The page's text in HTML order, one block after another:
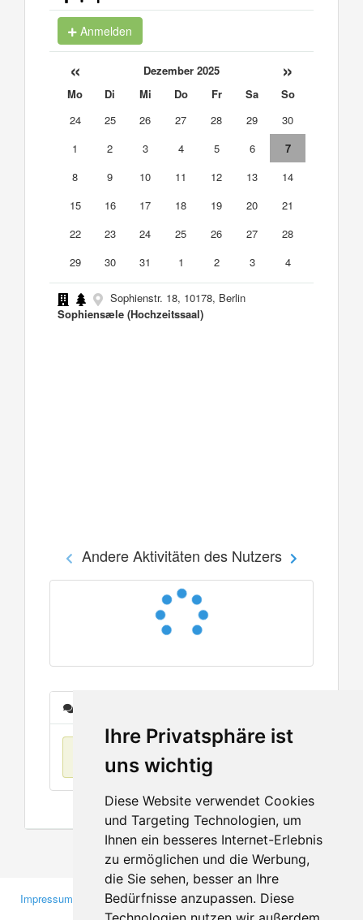
Ihre Privatsphäre ist
uns wichtig
Diese Website verwendet Cookies
und Targeting Technologien, um
Ihnen ein besseres Internet-Erlebnis
zu ermöglichen und die Werbung,
die Sie sehen, besser an Ihre
Bedürfnisse anzupassen. Diese
Anmelden
« Dezember 2025 »
Mo Di Mi Do Fr Sa
So
24
25 26 27 28 29
30
1
2 3 4 5 6
7
8
9 10 11 12 13
14
15
16 17 18 19 20
21
22
23 24 25 26 27
28
29
30 31 1 2 3 4
Sophienstr. 18, 10178, Berlin
Sophiensæle (Hochzeitssaal)
Andere Aktivitäten des Nutzers
Keine Einträge
Impressum
Gewerbetreibende